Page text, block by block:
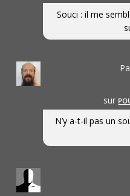
Souci : il me
sur
N’y a-t-il pas un